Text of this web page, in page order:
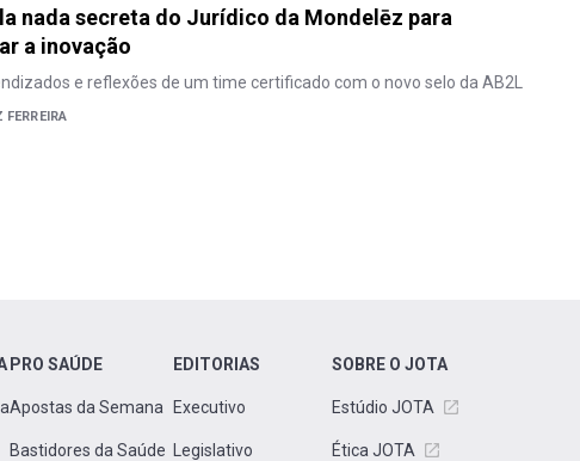
nada secreta do Jurídico da Mondelēz para
a inovação
e reflexões de um time certificado com o novo selo da AB2L
PRO SAÚDE
Apostas da Semana
Bastidores da Saúde
EDITORIAS
Executivo
Legislativo
SOBRE O JOTA
Estúdio JOTA
Ética JOTA